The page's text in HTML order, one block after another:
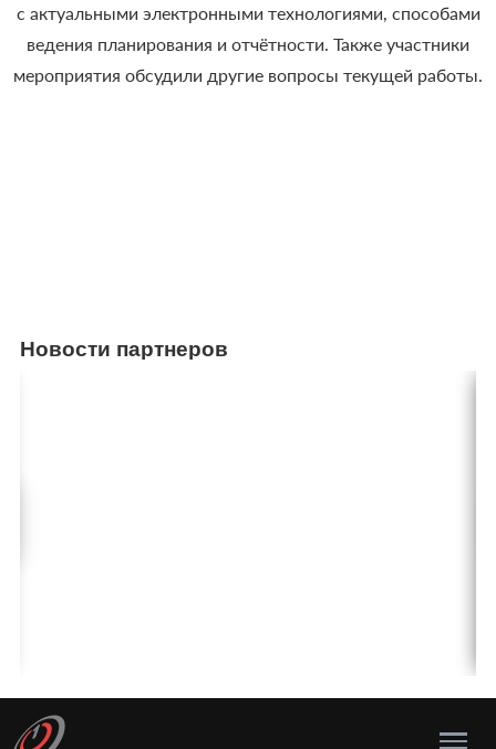
с актуальными электронными технологиями, способами
ведения планирования и отчётности. Также участники
мероприятия обсудили другие вопросы текущей работы.
Новости партнеров